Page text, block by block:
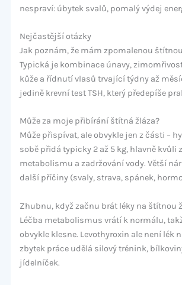
nespraví: úbytek svalů, pomalý výdej
Nejčastější otázky
Jak poznám, že mám zpomalenou
Typická je kombinace únavy,
kůže a řídnutí vlasů trvající týdny až
jedině krevní test TSH, který předepíše
Může za moje přibírání štítná žláza?
Může přispívat, ale obvykle jen z části –
sobě přidá typicky 2 až 5 kg, hlavně kvůli
metabolismu a zadržování vody. Větší
další příčiny (svaly, strava, spánek,
Zhubnu, když začnu brát léky na štítnou
Léčba metabolismus vrátí k normálu,
obvykle klesne. Levothyroxin ale není lék
zbytek práce udělá silový trénink,
jídelníček.